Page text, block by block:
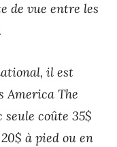
de vue entre les
il est
America The
coûte 35$
à pied ou en